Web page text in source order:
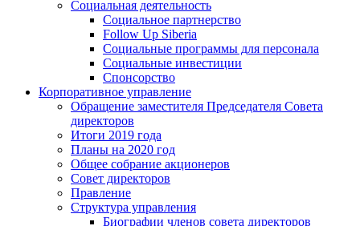
Социальная деятельность
Социальное партнерство
Follow Up Siberia
Социальные программы для персонала
Социальные инвестиции
Спонсорство
Корпоративное управление
Обращение заместителя Председателя Совета
директоров
Итоги 2019 года
Планы на 2020 год
Общее собрание акционеров
Совет директоров
Правление
Структура управления
Биографии членов совета директоров